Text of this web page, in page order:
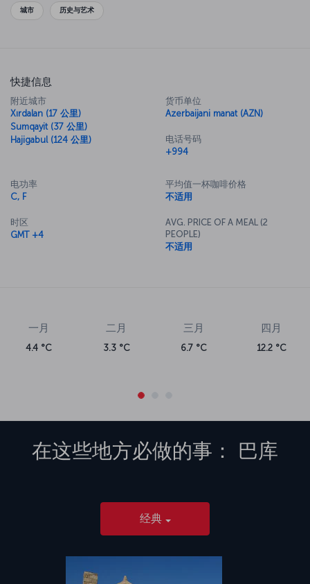
市中心约 24 公里，搭乘机场巴士和出租车即可轻松抵达。 您还可选择租
城市 历史与艺术
快捷信息
附近城市
Xırdalan (17 公里)
Sumqayit (37 公里)
Hajigabul (124 公里)
货币单位
Azerbaijani manat (AZN)
电话号码
+994
电功率
C, F
时区
GMT +4
平均值一杯咖啡价格
不适用
AVG. PRICE OF A MEAL (2
PEOPLE)
不适用
一月
4.4 °C
二月
3.3 °C
三月
6.7 °C
四月
12.2 °C
在这些地方必做的事： 巴库
经典